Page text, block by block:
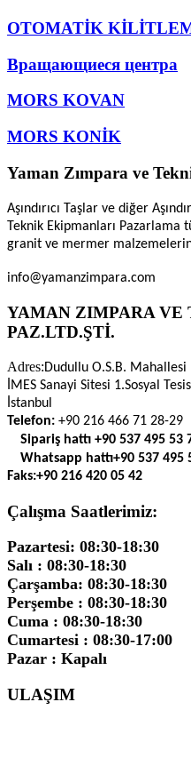
OTOMATİK
Вращающиеся центра
MORS KOVAN
MORS KONİK
Yaman Zımpara ve
Aşındırıcı Taşlar ve diğer
Teknik Ekipmanları Pazarlama
granit ve mermer
info@yamanzimpara.com
YAMAN ZIMPARA
PAZ.LTD.ŞTİ.
Adres:Dudullu O.S.B. Mahallesi
İMES Sanayi Sitesi 1.Sosyal
İstanbul
Telefon: +90 216 466 71 28-29
Sipariş hattı +90 537 495 53
Whatsapp hattı+90 537 495
Faks:+90 216 420 05 42
Çalışma Saatlerimiz:
Pazartesi: 08:30-18:30
Salı : 08:30-18:30
Çarşamba: 08:30-18:30
Perşembe : 08:30-18:30
Cuma : 08:30-18:30
Cumartesi : 08:30-17:00
Pazar : Kapalı
ULAŞIM